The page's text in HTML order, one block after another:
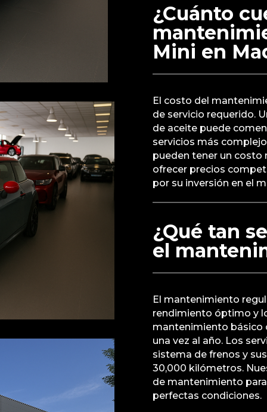
¿Cuánto
Mini en
El costo del
de servicio requerido.
de aceite puede
servicios más
pueden tener un
ofrecer precios
por su inversión en el
¿Qué tan
el
El mantenimiento
rendimiento óptimo y
mantenimiento básico
una vez al año. Los
sistema de frenos y
30,000 kilómetros.
de mantenimiento
perfectas condiciones.